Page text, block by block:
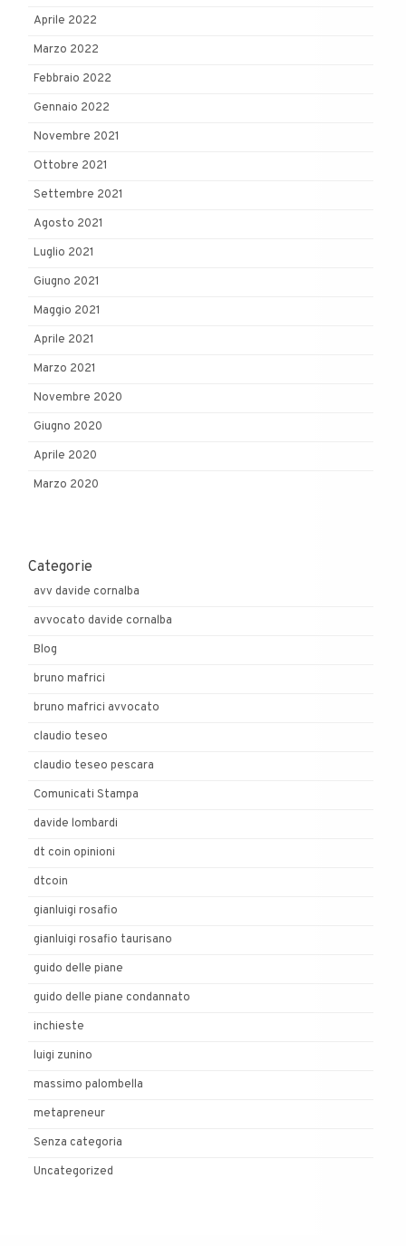
Aprile 2022
Marzo 2022
Febbraio 2022
Gennaio 2022
Novembre 2021
Ottobre 2021
Settembre 2021
Agosto 2021
Luglio 2021
Giugno 2021
Maggio 2021
Aprile 2021
Marzo 2021
Novembre 2020
Giugno 2020
Aprile 2020
Marzo 2020
Categorie
avv davide cornalba
avvocato davide cornalba
Blog
bruno mafrici
bruno mafrici avvocato
claudio teseo
claudio teseo pescara
Comunicati Stampa
davide lombardi
dt coin opinioni
dtcoin
gianluigi rosafio
gianluigi rosafio taurisano
guido delle piane
guido delle piane condannato
inchieste
luigi zunino
massimo palombella
metapreneur
Senza categoria
Uncategorized